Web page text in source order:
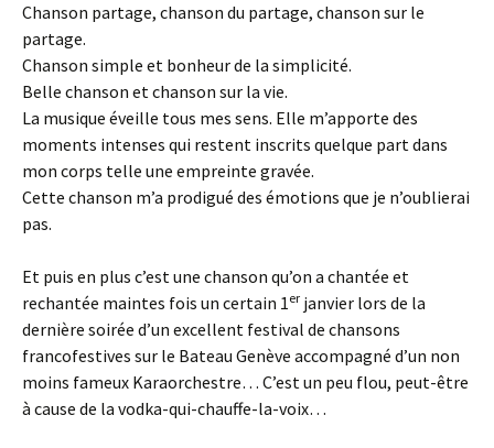
Chanson partage, chanson du partage, chanson sur le
partage.
Chanson simple et bonheur de la simplicité.
Belle chanson et chanson sur la vie.
La musique éveille tous mes sens. Elle m’apporte des
moments intenses qui restent inscrits quelque part dans
mon corps telle une empreinte gravée.
Cette chanson m’a prodigué des émotions que je n’oublierai
pas.
Et puis en plus c’est une chanson qu’on a chantée et
rechantée maintes fois un certain 1er janvier lors de la
dernière soirée d’un excellent festival de chansons
francofestives sur le Bateau Genève accompagné d’un non
moins fameux Karaorchestre… C’est un peu flou, peut-être
à cause de la vodka-qui-chauffe-la-voix…